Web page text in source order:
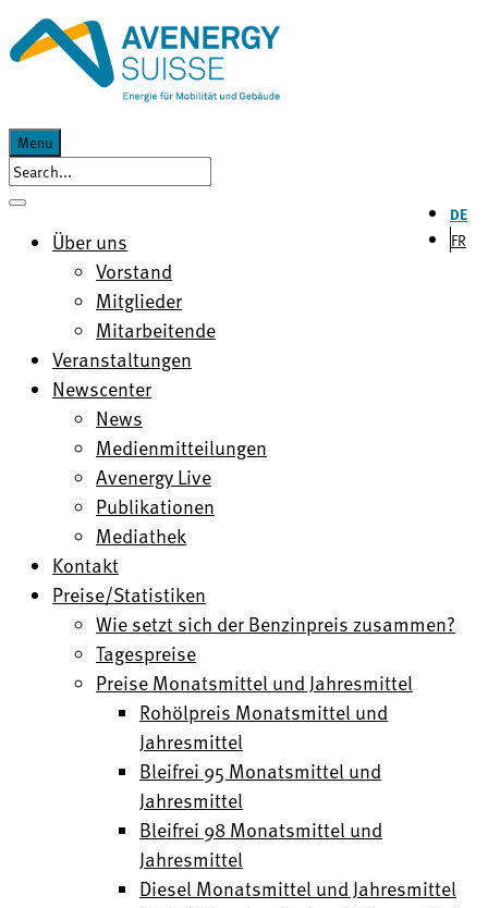
Menu
DE
FR
Über uns
Vorstand
Mitglieder
Mitarbeitende
Veranstaltungen
Newscenter
News
Medienmitteilungen
Avenergy Live
Publikationen
Mediathek
Kontakt
Preise/Statistiken
Wie setzt sich der Benzinpreis zusammen?
Tagespreise
Preise Monatsmittel und Jahresmittel
Rohölpreis Monatsmittel und
Jahresmittel
Bleifrei 95 Monatsmittel und
Jahresmittel
Bleifrei 98 Monatsmittel und
Jahresmittel
Diesel Monatsmittel und Jahresmittel